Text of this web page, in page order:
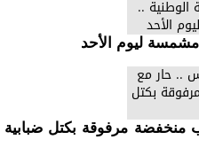
مشمسة ليوم الأحد
مرفوقة بكتل ضبابية